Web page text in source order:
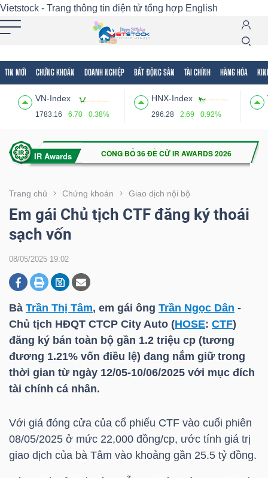
Vietstock - Trang thông tin điện tử tổng hợp English
TIN MỚI CHỨNG KHOÁN DOANH NGHIỆP BẤT ĐỘNG SẢN TÀI CHÍNH HÀNG HÓA
VN-Index
1783.16 6.70 0.38%
HNX-Index
296.28 2.69 0.92%
Trang chủ Chứng khoán Giao dịch nội bộ
Em gái Chủ tịch CTF đăng ký thoái
sạch vốn
08/05/2025 19:02
Bà Trần Thị Tâm, em gái ông Trần Ngọc Dân -
Chủ tịch HĐQT CTCP City Auto (HOSE: CTF)
đăng ký bán toàn bộ gần 1.2 triệu cp (tương
đương 1.21% vốn điều lệ) đang nắm giữ trong
thời gian từ ngày 12/05-10/06/2025 với mục đích
tài chính cá nhân.
Với giá đóng cửa của cổ phiếu CTF vào cuối phiên
08/05/2025 ở mức 22,000 đồng/cp, ước tính giá trị
giao dịch của bà Tâm vào khoảng gần 25.5 tỷ đồng.
Tất cả Tính năng Ngành Mã chứng khoán
Tính
(-)
VIETSTOCK
CHỨNG
DOANH
NGHIỆP
BẤT